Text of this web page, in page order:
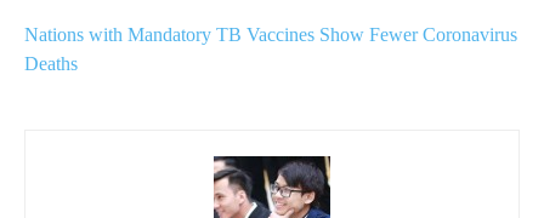
Nations with Mandatory TB Vaccines Show Fewer Coronavirus
Deaths